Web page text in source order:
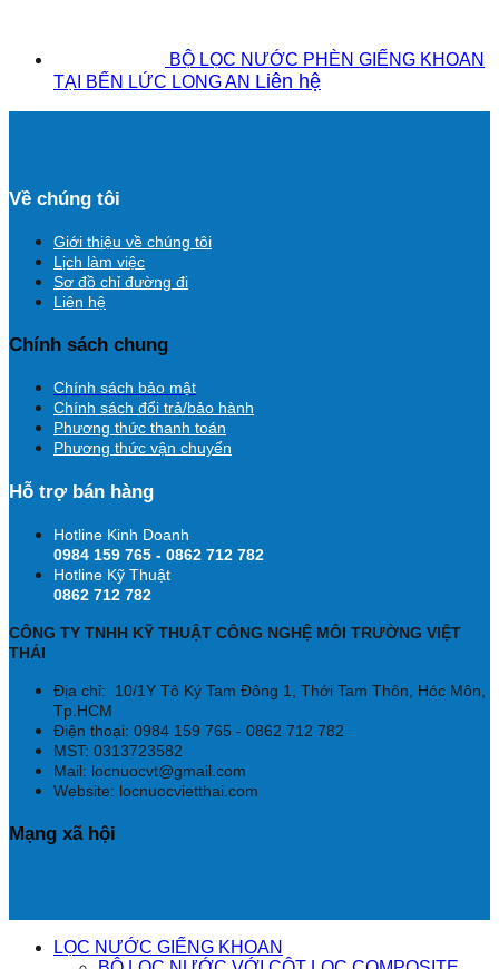
BỘ LỌC NƯỚC PHÈN GIẾNG KHOAN
TẠI BẾN LỨC LONG AN Liên hệ
Về chúng tôi
Giới thiệu về chúng tôi
Lịch làm việc
Sơ đồ chỉ đường đi
Liên hệ
Chính sách chung
Chính sách bảo mật
Chính sách đổi trả/bảo hành
Phương thức thanh toán
Phương thức vận chuyển
Hỗ trợ bán hàng
Hotline Kinh Doanh
0984 159 765 - 0862 712 782
Hotline Kỹ Thuật
0862 712 782
CÔNG TY TNHH KỸ THUẬT CÔNG NGHỆ MÔI TRƯỜNG VIỆT
THÁI
Địa chỉ:
10/1Y Tô Ký Tam Đông 1, Thới Tam Thôn, Hóc Môn,
Tp.HCM
Điện thoại: 0984 159 765 - 0862 712 782
MST: 0313723582
Mail: locnuocvt@gmail.com
Website: locnuocvietthai.com
Mạng xã hội
LỌC NƯỚC GIẾNG KHOAN